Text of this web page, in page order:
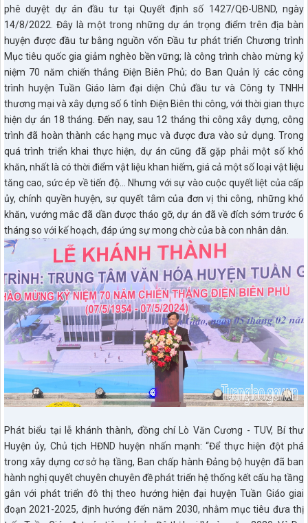
phê duyệt dự án đầu tư tại Quyết định số 1427/QĐ-UBND, ngày
14/8/2022. Đây là một trong những dự án trọng điểm trên địa bàn
huyện được đầu tư bằng nguồn vốn Đầu tư phát triển Chương trình
Mục tiêu quốc gia giảm nghèo bền vững; là công trình chào mừng kỷ
niệm 70 năm chiến thắng Điện Biên Phủ; do Ban Quản lý các công
trình huyện Tuần Giáo làm đại diện Chủ đầu tư và Công ty TNHH
thương mại và xây dựng số 6 tỉnh Điện Biên thi công, với thời gian thực
hiện dự án 18 tháng. Đến nay, sau 12 tháng thi công xây dựng, công
trình đã hoàn thành các hạng mục và được đưa vào sử dụng. Trong
quá trình triển khai thực hiện, dự án cũng đã gặp phải một số khó
khăn, nhất là có thời điểm vật liệu khan hiếm, giá cả một số loại vật liệu
tăng cao, sức ép về tiến độ… Nhưng với sự vào cuộc quyết liệt của cấp
ủy, chính quyền huyện, sự quyết tâm của đơn vị thi công, những khó
khăn, vướng mắc đã dần được tháo gỡ, dự án đã về đích sớm trước 6
tháng so với kế hoạch, đáp ứng sự mong chờ của bà con nhân dân.
Phát biểu tại lễ khánh thành, đồng chí Lò Văn Cương - TUV, Bí thư
Huyện ủy, Chủ tịch HĐND huyện nhấn mạnh: “Để thực hiện đột phá
trong xây dựng cơ sở hạ tầng, Ban chấp hành Đảng bộ huyện đã ban
hành nghị quyết chuyên chuyên đề phát triển hệ thống kết cấu hạ tầng
gắn với phát triển đô thị theo hướng hiện đại huyện Tuần Giáo giai
đoạn 2021-2025, định hướng đến năm 2030, nhằm mục tiêu đưa thị